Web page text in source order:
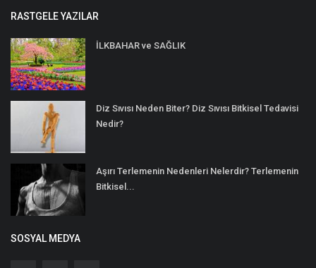
RASTGELE YAZILAR
İLKBAHAR ve SAĞLIK
Diz Sıvısı Neden Biter? Diz Sıvısı Bitkisel Tedavisi
Nedir?
Aşırı Terlemenin Nedenleri Nelerdir? Terlemenin
Bitkisel...
SOSYAL MEDYA